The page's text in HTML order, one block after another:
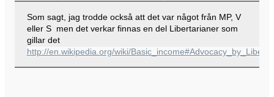
Som sagt, jag trodde också att det var något från MP, V
eller S men det verkar finnas en del Libertarianer som
gillar det
http://en.wikipedia.org/wiki/